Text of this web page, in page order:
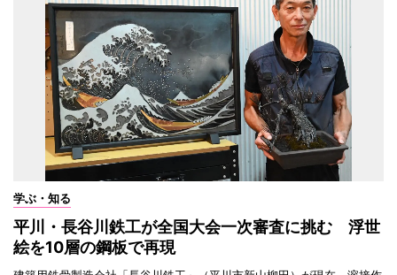
学ぶ・知る
平川・長谷川鉄工が全国大会一次審査に挑む 浮世
絵を10層の鋼板で再現